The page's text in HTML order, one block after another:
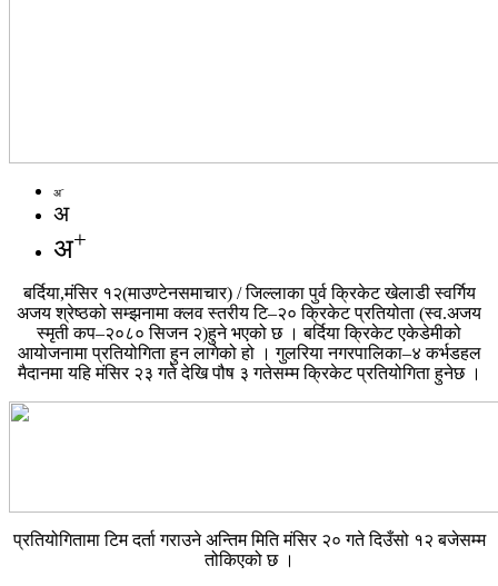
अ-
अ
अ+
बर्दिया,मंसिर १२(माउण्टेनसमाचार) / जिल्लाका पुर्व क्रिकेट खेलाडी स्वर्गिय
अजय श्रेष्ठको सम्झनामा क्लव स्तरीय टि–२० क्रिकेट प्रतियोता (स्व.अजय
स्मृती कप–२०८० सिजन २)हुने भएको छ । बर्दिया क्रिकेट एकेडेमीको
आयोजनामा प्रतियोगिता हुन लागेको हो । गुलरिया नगरपालिका–४ कर्भडहल
मैदानमा यहि मंसिर २३ गते देखि पौष ३ गतेसम्म क्रिकेट प्रतियोगिता हुनेछ ।
प्रतियोगितामा टिम दर्ता गराउने अन्तिम मिति मंसिर २० गते दिउँसो १२ बजेसम्म
तोकिएको छ ।